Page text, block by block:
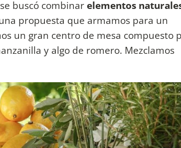
buscó combinar elementos
propuesta que armamos para un
un gran centro de mesa compuesto
y algo de romero. Mezclamos